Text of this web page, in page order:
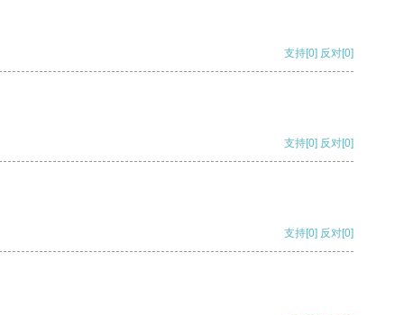
支持[0] 反对[0]
支持[0] 反对[0]
支持[0] 反对[0]